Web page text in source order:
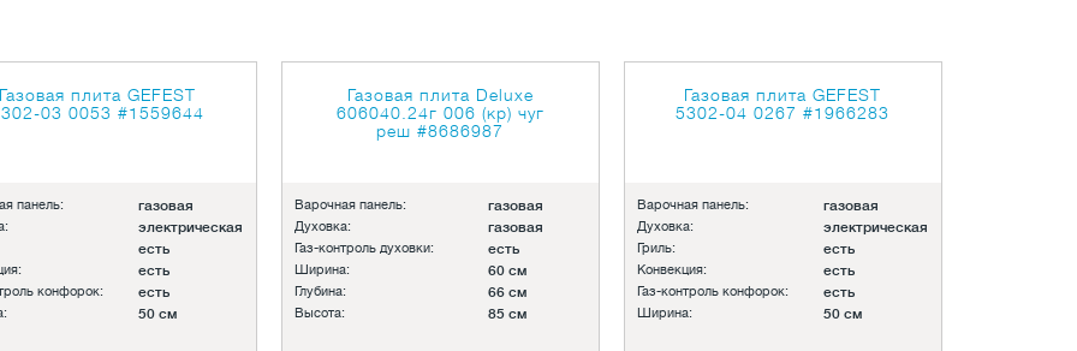
Газовая плита GEFEST
03 0053#1559644
панель: газовая
электрическая
есть
есть
конфорок: есть
50 см
Газовая плита Deluxe
606040.24г 006 (кр) чуг
реш#8686987
Варочная панель: газовая
Духовка: газовая
Газ-контроль духовки: есть
Ширина: 60 см
Глубина: 66 см
Высота: 85 см
Газовая плита GEFEST
5302-04 0267#1966283
Варочная панель: газовая
Духовка: электрическая
Гриль: есть
Конвекция: есть
Газ-контроль конфорок: есть
Ширина: 50 см